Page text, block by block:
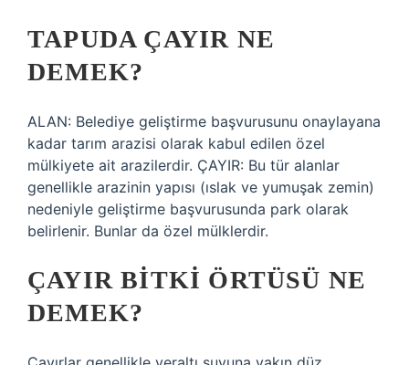
TAPUDA ÇAYIR NE
DEMEK?
ALAN: Belediye geliştirme başvurusunu onaylayana
kadar tarım arazisi olarak kabul edilen özel
mülkiyete ait arazilerdir. ÇAYIR: Bu tür alanlar
genellikle arazinin yapısı (ıslak ve yumuşak zemin)
nedeniyle geliştirme başvurusunda park olarak
belirlenir. Bunlar da özel mülklerdir.
ÇAYIR BITKI ÖRTÜSÜ NE
DEMEK?